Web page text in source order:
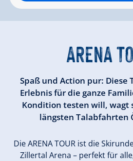
ARENA
Spaß und Action pur: Diese
Erlebnis für die ganze
Kondition testen will, wagt
längsten Talabfahrten
Die ARENA TOUR ist die
Zillertal Arena – perfekt für